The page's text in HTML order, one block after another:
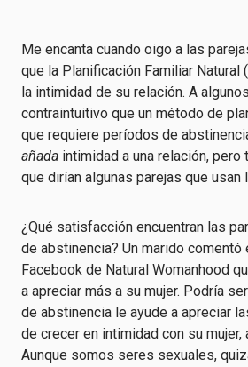
Me encanta cuando oigo a las
que la Planificación Familiar Natural
la intimidad de su relación. A
contraintuitivo que un método de
que requiere períodos de
añada intimidad a una relación,
que dirían algunas parejas que usan
¿Qué satisfacción encuentran las
de abstinencia? Un marido comentó
Facebook de Natural Womanhood
a apreciar más a su mujer. Podría
de abstinencia le ayude a apreciar
de crecer en intimidad con su mujer,
Aunque somos seres sexuales,